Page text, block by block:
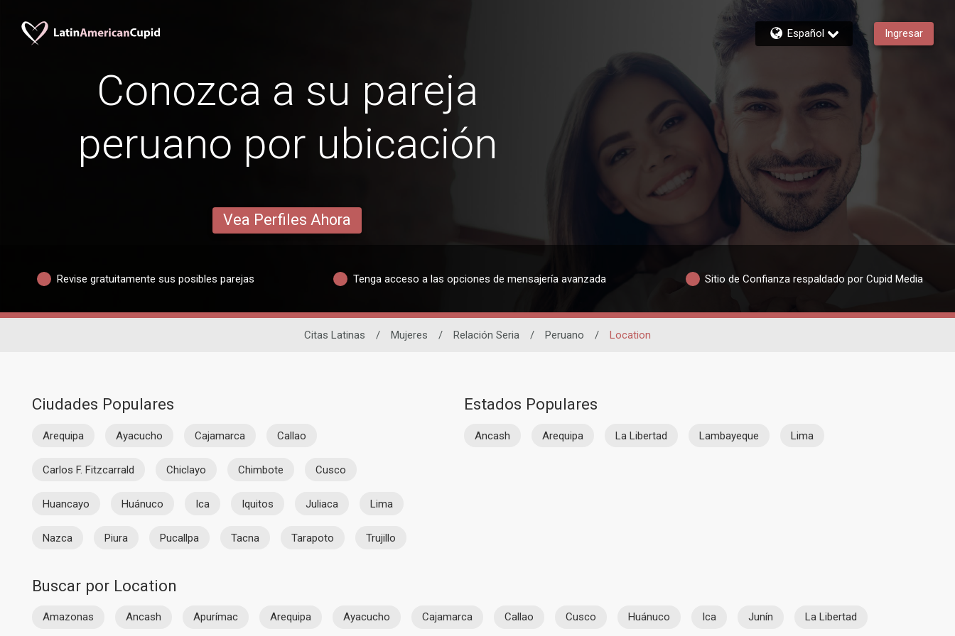
Español Ingresar
Conozca a su pareja
peruano por ubicación
Vea Perfiles Ahora
Revise gratuitamente sus posibles parejas Tenga acceso a las opciones de mensajería avanzada Sitio de Confianza respaldado por Cupid Media
Citas Latinas / Mujeres / Relación Seria / Peruano / Location
Ciudades Populares
Arequipa Ayacucho Cajamarca Callao
Carlos F. Fitzcarrald Chiclayo Chimbote Cusco
Huancayo Huánuco Ica Iquitos Juliaca Lima
Nazca Piura Pucallpa Tacna Tarapoto Trujillo
Estados Populares
Ancash Arequipa La Libertad Lambayeque Lima
Buscar por Location
Amazonas Ancash Apurímac Arequipa Ayacucho Cajamarca Callao Cusco Huánuco Ica Junín La Libertad